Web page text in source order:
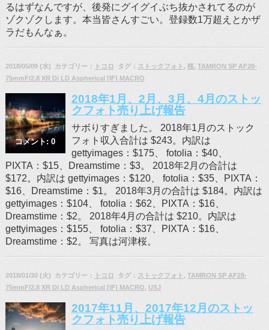
るはずなんですが、後発にグイグイぶち抜かされてるのが
ゾクゾクします。本当皆さんすごい。登録数1万超えとかザ
ラだもんなぁ。
2018/05/09 (水) カテゴリー： トコロ タグ： ストックフォト , 桜, TAMRON SP AF28-
75mmF/2.8 XR Di LD Aspherical [IF] MACRO
コメント: 0
2018年1月、2月、3月、4月のストッ
クフォト売り上げ報告
サボりすぎました。 2018年1月のストック
フォト収入合計は $243。内訳は
gettyimages：$175、 fotolia：$40、
PIXTA：$15、Dreamstime：$3。 2018年2月の合計は
$172。内訳は gettyimages：$120、 fotolia：$35、PIXTA：
$16、Dreamstime：$1。 2018年3月の合計は $184。内訳は
gettyimages：$104、 fotolia：$62、PIXTA：$16、
Dreamstime：$2。 2018年4月の合計は $210。内訳は
gettyimages：$155、 fotolia：$37、PIXTA：$16、
Dreamstime：$2。 写真は河津桜。
2018/01/30 (火) カテゴリー： トコロ タグ： ストックフォト , TAMRON SP AF28-
75mmF/2.8 XR Di LD Aspherical [IF] MACRO, USJ
2017年11月、2017年12月のストッ
クフォト売り上げ報告